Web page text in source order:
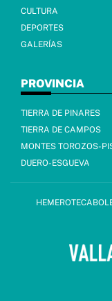
CULTURA
DEPORTES
GALERÍAS
PROVINCIA
TIERRA DE PINARES
TIERRA DE CAMPOS
MONTES TOROZOS-
DUERO-ESGUEVA
HEMEROTECA